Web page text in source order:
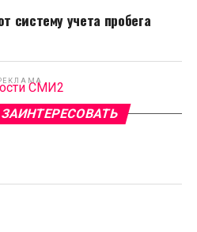
систему учета пробега
СМИ2